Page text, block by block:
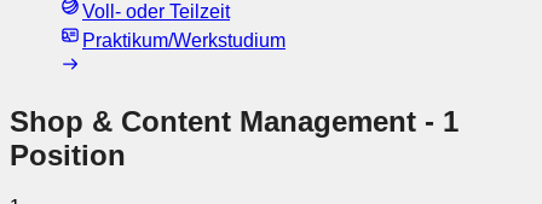
Voll- oder Teilzeit
Praktikum/Werkstudium
Shop & Content Management - 1
Position